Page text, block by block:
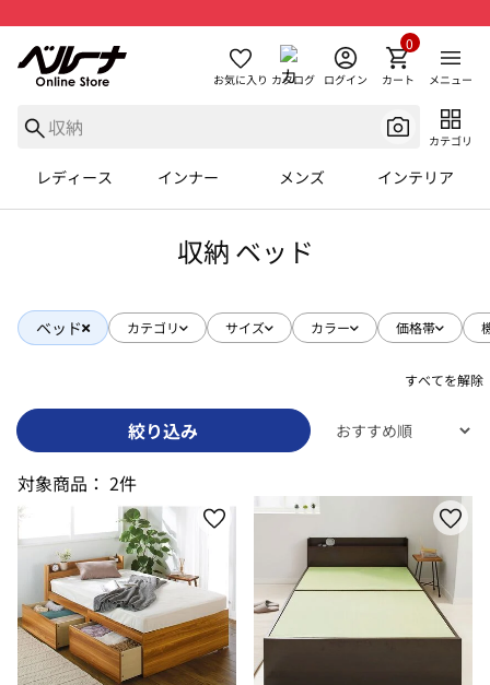
お気に入り カタログ ログイン カート
0
メニュー
カテゴリ
レディース インナー メンズ インテリア
収納 ベッド
ベッド カテゴリ サイズ カラー 価格帯
すべてを解除
絞り込み
対象商品： 2件